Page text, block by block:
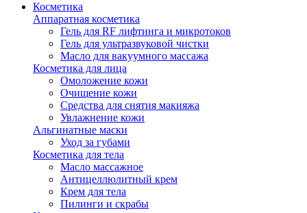
Косметика
Аппаратная косметика
Гель для RF лифтинга и микротоков
Гель для ультразвуковой чистки
Масло для вакуумного массажа
Косметика для лица
Омоложение кожи
Очищение кожи
Средства для снятия макияжа
Увлажнение кожи
Альгинатные маски
Уход за губами
Косметика для тела
Масло массажное
Антицеллюлитный крем
Крем для тела
Пилинги и скрабы